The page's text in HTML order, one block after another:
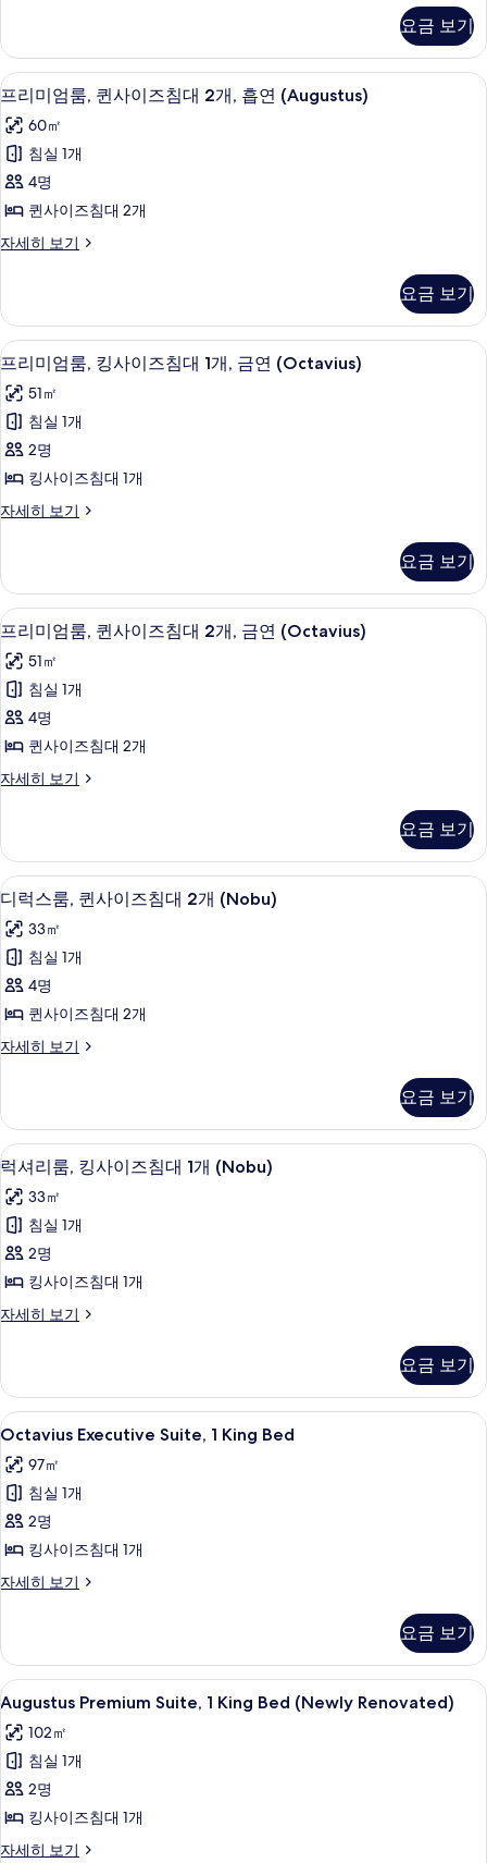
모
두
보
기
히
보
기
즈
침
대
1
개,
흡
연
(Augustus)
모
두
보
기
룸,
킹
사
즈
침
대
개,
연
히
보
기
요금 보기
프
리
미
엄
룸,
사
즈
침
대
2
개,
흡
연
(Augustus)
모
두
보
기
필로우탑 침대, 객실 내 금고, 책상, 암
4
프리미엄룸, 퀸사이즈침대 2개, 흡연 (Augustus)
60㎡
침실 1개
4명
퀸사이즈침대 2개
자세히 보기
프
룸,
퀸
사
즈
침
대
2
개,
연
히
보
기
요금 보기
프
리
미
엄
룸,
사
즈
침
대
1
개,
금
연
(Octavius)
모
두
보
기
필로우탑 침대, 객실 내 금고, 책상, 암
4
프리미엄룸, 킹사이즈침대 1개, 금연 (Octavius)
51㎡
침실 1개
2명
킹사이즈침대 1개
자세히 보기
프
룸,
킹
사
즈
침
대
개,
연
히
보
기
요금 보기
프
리
미
엄
룸,
사
즈
침
대
2
개,
금
연
(Octavius)
모
두
보
기
필로우탑 침대, 객실 내 금고, 책상, 암
4
프리미엄룸, 퀸사이즈침대 2개, 금연 (Octavius)
51㎡
침실 1개
4명
퀸사이즈침대 2개
자세히 보기
프
룸,
퀸
사
이
즈
침
대
2
개,
연
히
보
기
요금 보기
디
럭
스
룸,
퀸
이
침
대
2
개
(Nobu)
사
진
모
기
필로우탑 침대, 객실 내 금고, 책상, 암
4
디럭스룸, 퀸사이즈침대 2개 (Nobu)
33㎡
침실 1개
4명
퀸사이즈침대 2개
자세히 보기
디
퀸
사
이
즈
침
대
개
(Nobu)
세
요금 보기
럭
셔
리
룸,
킹
이
침
대
1
개
(Nobu)
사
진
모
기
필로우탑 침대, 객실 내 금고, 책상, 암
4
럭셔리룸, 킹사이즈침대 1개 (Nobu)
33㎡
침실 1개
2명
킹사이즈침대 1개
자세히 보기
럭
킹
사
이
침
대
개
(Nobu)
세
요금 보기
Octavius
Executive
Suite,
King
Bed
사
두
보
기
필로우탑 침대, 객실 내 금고, 책상, 암
5
Octavius Executive Suite, 1 King Bed
97㎡
침실 1개
2명
킹사이즈침대 1개
자세히 보기
Octavius
King
Bed
자
히
보
기
요금 보기
Augustus
Premium
Suite,
King
Bed
(Newly
Augustus Premium Suite, 1 King Bed
4
Augustus Premium Suite, 1 King Bed (Newly Renovated)
102㎡
침실 1개
2명
킹사이즈침대 1개
자세히 보기
Augustus